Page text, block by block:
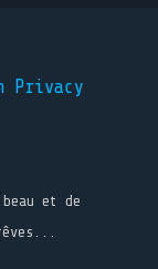
Privacy
et de